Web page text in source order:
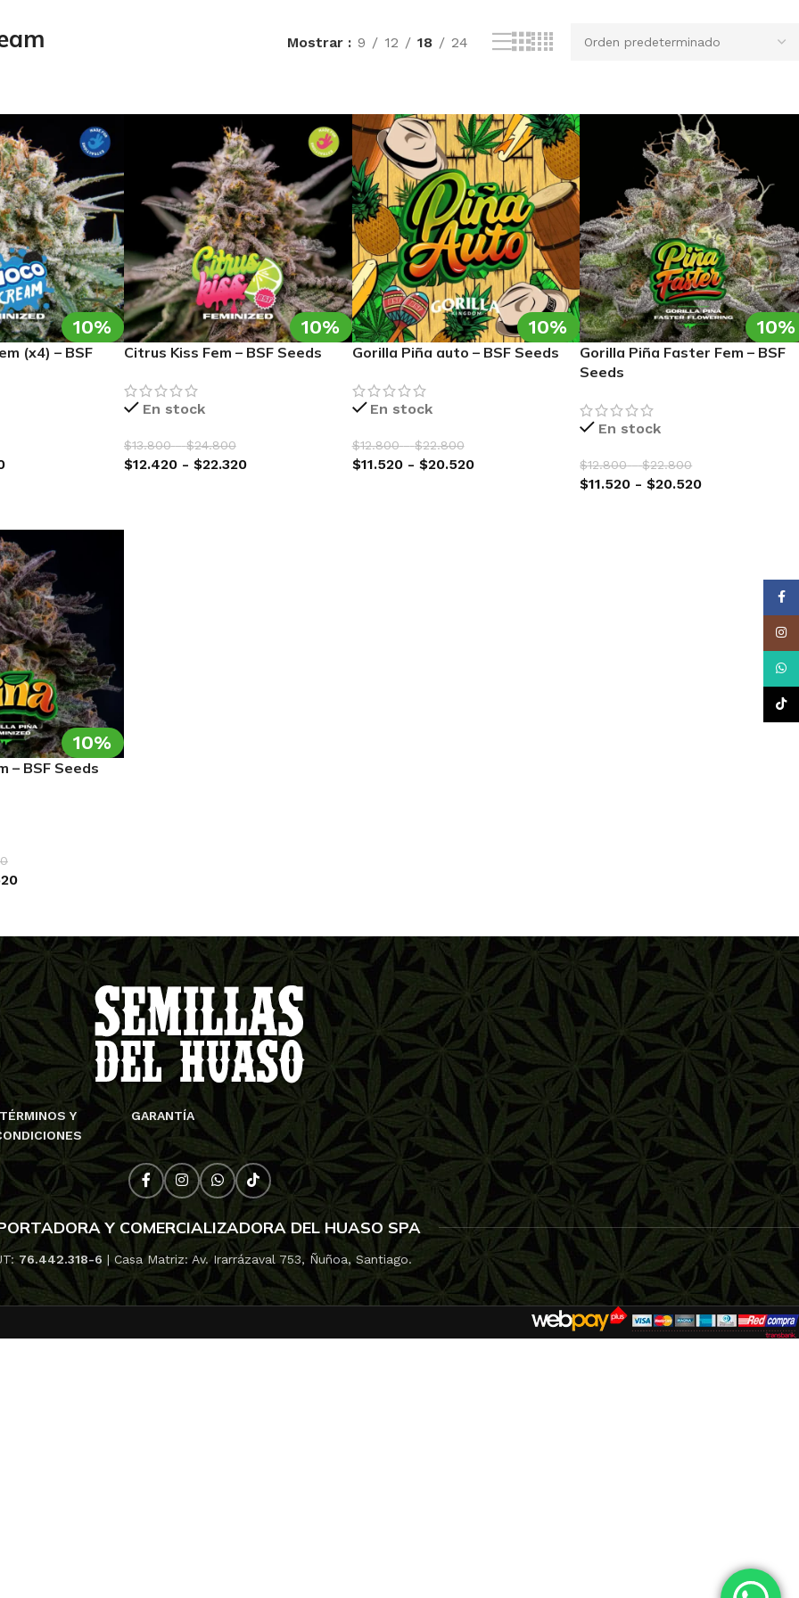
GENETIX
SPEED BUDS
SEEDS
GENETICS
SEEDS
SEEDS
SEEDS
SEEDS
TREE
SEEDS
SHAMAN GENETICS
SILENT SEEDS
STRAIN MACHINE
SUPER SATIVA SEEDS
SWEET SEEDS
TH SEEDS
THE KUSH BROTHERS
TRIKOMA SEEDS
WORLD OF SEEDS
Mostrar 9 12 18 24
10%
(x4) – BSF
10%
Citrus Kiss Fem – BSF Seeds
En stock
$13.800 - $24.800
$12.420 - $22.320
10%
Gorilla Piña auto – BSF Seeds
En stock
$12.800 - $22.800
$11.520 - $20.520
10%
Gorilla Piña Faster Fem – BSF
Seeds
En stock
$12.800 - $22.800
$11.520 - $20.520
10%
– BSF Seeds
TÉRMINOS Y
GARANTÍA
Y COMERCIALIZADORA DEL HUASO SPA
76.442.318-6 | Casa Matriz: Av. Irarrázaval 753, Ñuñoa, Santiago.